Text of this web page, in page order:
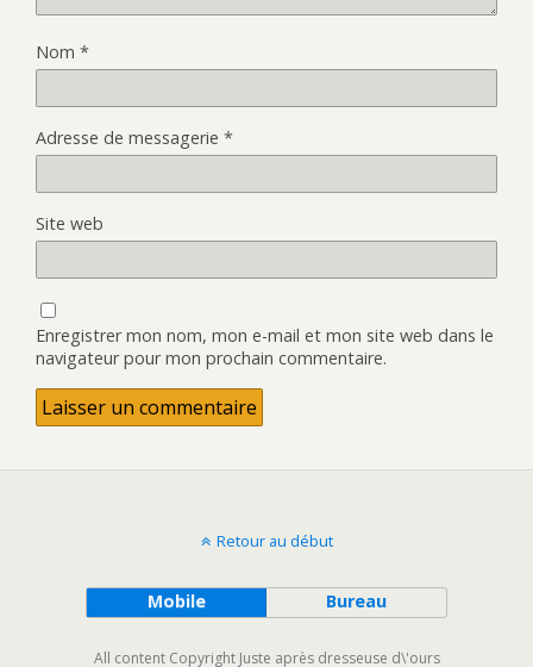
Nom *
Adresse de messagerie *
Site web
Enregistrer mon nom, mon e-mail et mon site web dans le
navigateur pour mon prochain commentaire.
Retour au début
Mobile Bureau
All content Copyright Juste après dresseuse d\'ours